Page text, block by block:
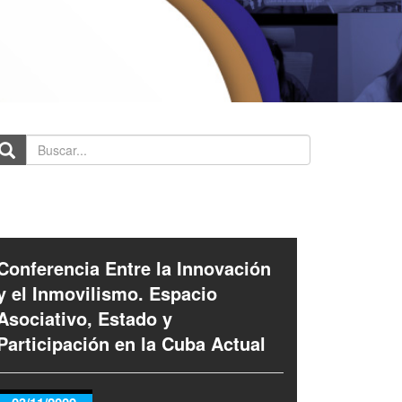
Entre la Innovación
el Inmovilismo. Espacio
Estado y
en la Cuba Actual